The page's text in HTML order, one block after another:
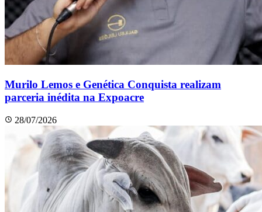
Murilo Lemos e Genética Conquista realizam
parceria inédita na Expoacre
28/07/2026